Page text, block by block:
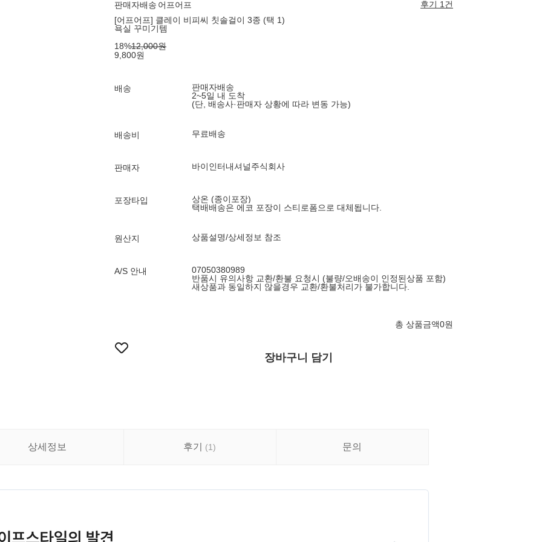
판매자배송 어프어프
후기 1건
[어프어프] 클레이 비피씨 칫솔걸이 3종 (택 1)
욕실 꾸미기템
18%12,000원
9,800원
배송
판매자배송
2~5일 내 도착
(단, 배송사·판매자 상황에 따라 변동 가능)
배송비 무료배송
판매자 바이인터내셔널주식회사
포장타입
상온 (종이포장)
택배배송은 에코 포장이 스티로폼으로 대체됩니다.
원산지 상품설명/상세정보 참조
A/S 안내
07050380989
반품시 유의사항 교환/환불 요청시 (불량/오배송이 인정된상품 포함)
새상품과 동일하지 않을경우 교환/환불처리가 불가합니다.
총 상품금액0원
장바구니 담기
상세정보 후기 (1) 문의